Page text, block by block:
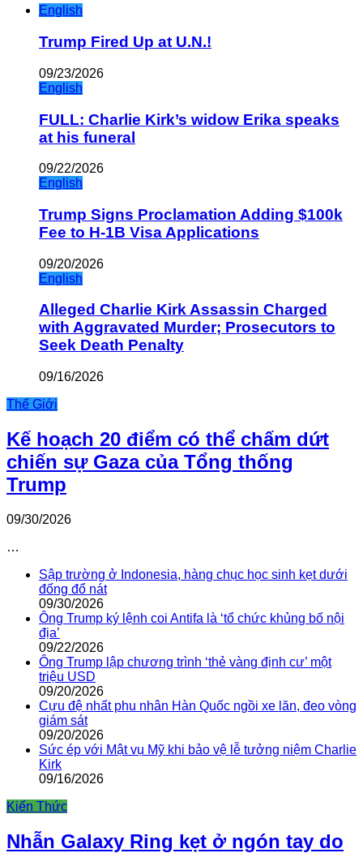
English
Trump Fired Up at U.N.!
09/23/2026
English
FULL: Charlie Kirk’s widow Erika speaks
at his funeral
09/22/2026
English
Trump Signs Proclamation Adding $100k
Fee to H-1B Visa Applications
09/20/2026
English
Alleged Charlie Kirk Assassin Charged
with Aggravated Murder; Prosecutors to
Seek Death Penalty
09/16/2026
Thế Giới
Kế hoạch 20 điểm có thể chấm dứt
chiến sự Gaza của Tổng thống
Trump
09/30/2026
…
Sập trường ở Indonesia, hàng chục học sinh kẹt dưới
đống đổ nát
09/30/2026
Ông Trump ký lệnh coi Antifa là ‘tổ chức khủng bố nội
địa’
09/22/2026
Ông Trump lập chương trình ‘thẻ vàng định cư’ một
triệu USD
09/20/2026
Cựu đệ nhất phu nhân Hàn Quốc ngồi xe lăn, đeo vòng
giám sát
09/20/2026
Sức ép với Mật vụ Mỹ khi bảo vệ lễ tưởng niệm Charlie
Kirk
09/16/2026
Kiến Thức
Nhẫn Galaxy Ring kẹt ở ngón tay do